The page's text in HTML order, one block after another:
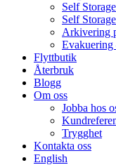
Self
Self
Arkivering
Evakuering
Flyttbutik
Återbruk
Blogg
Om oss
Jobba hos
Trygghet
Kontakta oss
English